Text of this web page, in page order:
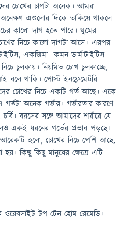
চোখের চাপটা অনেক। আমরা
এগুলোর দিকে তাকিয়ে থাকলে
কালো দাগ হতে পারে। ঘুমের
নিচে কালো দাগটা আসে। এরপর
একজিমা—কমন ডার্মাটাইটিস
চুলকায়। নিয়মিত চোখ চুলকাচ্ছে,
বলে থাকি। পোস্ট ইনফ্লেমেটরি
চোখের নিচে একটি গর্ত আছে। একে
গর্তটা অনেক গভীর। গভীরতার কারণে
বয়সের সঙ্গে আমাদের শরীরে যে
একই ধরনের গর্তের প্রভাব পড়ছে।
আরেকটি হলো, চোখের নিচে পেশি আছে,
কিছু কিছু মানুষের ক্ষেত্রে এটি
ওয়েবসাইট টপ টেন হোম রেমেডি।